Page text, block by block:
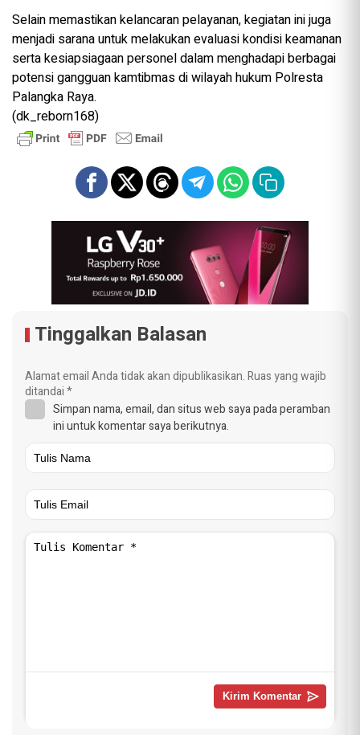
Selain memastikan kelancaran pelayanan, kegiatan ini juga
menjadi sarana untuk melakukan evaluasi kondisi keamanan
serta kesiapsiagaan personel dalam menghadapi berbagai
potensi gangguan kamtibmas di wilayah hukum Polresta
Palangka Raya.
(dk_reborn168)
Tinggalkan Balasan
Alamat email Anda tidak akan dipublikasikan.Ruas yang wajib
ditandai*
Simpan nama, email, dan situs web saya pada peramban
ini untuk komentar saya berikutnya.